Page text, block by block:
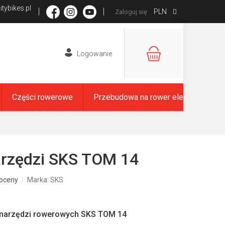
PLN
Zaloguj się
KOSZYK
Części rowerowe Przebudowa na rower elektryczny
rowerowych SKS TOM 14
SKS TOM 14
Marka: SKS